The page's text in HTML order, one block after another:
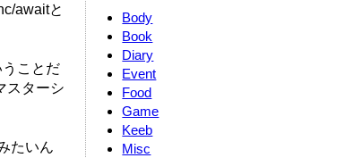
awaitと
ことだ
スターシ
たいん
Body
Book
Diary
Event
Food
Game
Keeb
Misc